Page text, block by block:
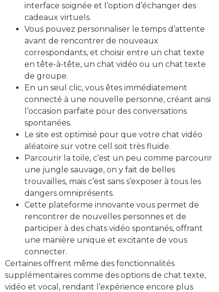
interface soignée et l’option d’échanger des
cadeaux virtuels.
Vous pouvez personnaliser le temps d’attente
avant de rencontrer de nouveaux
correspondants, et choisir entre un chat texte
en tête-à-tête, un chat vidéo ou un chat texte
de groupe.
En un seul clic, vous êtes immédiatement
connecté à une nouvelle personne, créant ainsi
l’occasion parfaite pour des conversations
spontanées.
Le site est optimisé pour que votre chat vidéo
aléatoire sur votre cell soit très fluide.
Parcourir la toile, c’est un peu comme parcourir
une jungle sauvage, on y fait de belles
trouvailles, mais c’est sans s’exposer à tous les
dangers omniprésents.
Cette plateforme innovante vous permet de
rencontrer de nouvelles personnes et de
participer à des chats vidéo spontanés, offrant
une manière unique et excitante de vous
connecter.
Certaines offrent même des fonctionnalités
supplémentaires comme des options de chat texte,
vidéo et vocal, rendant l’expérience encore plus